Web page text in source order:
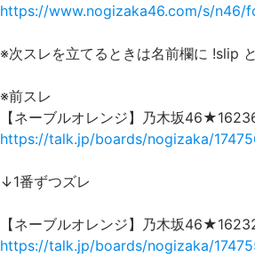
https://www.nogizaka46.com/s/n46/
※次スレを立てるときは名前欄に !slip
※前スレ
【ネーブルオレンジ】乃木坂
https://talk.jp/boards/nogizaka/
↓1番ずつズレ
【ネーブルオレンジ】乃木坂
https://talk.jp/boards/nogizaka/